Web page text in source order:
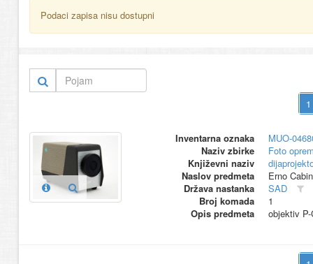
Podaci zapisa nisu dostupni
Inventarna oznaka
MUO-
Naziv zbirke
Foto
Književni naziv
Naslov predmeta
Erno Cabin
Država nastanka
SAD
Broj komada
1
Opis predmeta
objektiv